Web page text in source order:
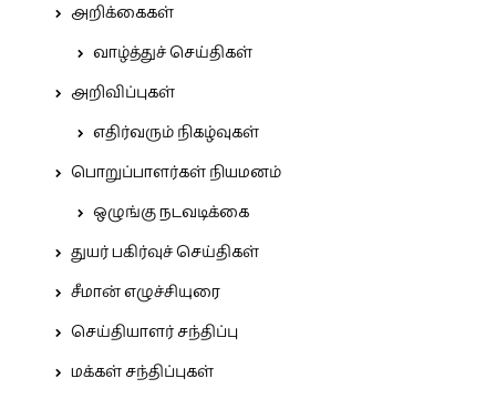
அறிக்கைகள்
வாழ்த்துச் செய்திகள்
அறிவிப்புகள்
எதிர்வரும் நிகழ்வுகள்
பொறுப்பாளர்கள் நியமனம்
ஒழுங்கு நடவடிக்கை
துயர் பகிர்வுச் செய்திகள்
சீமான் எழுச்சியுரை
செய்தியாளர் சந்திப்பு
மக்கள் சந்திப்புகள்